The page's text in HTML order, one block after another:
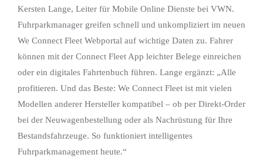
Kersten Lange, Leiter für Mobile Online Dienste bei VWN.
Fuhrparkmanager greifen schnell und unkompliziert im neuen
We Connect Fleet Webportal auf wichtige Daten zu. Fahrer
können mit der Connect Fleet App leichter Belege einreichen
oder ein digitales Fahrtenbuch führen. Lange ergänzt: „Alle
profitieren. Und das Beste: We Connect Fleet ist mit vielen
Modellen anderer Hersteller kompatibel – ob per Direkt-Order
bei der Neuwagenbestellung oder als Nachrüstung für Ihre
Bestandsfahrzeuge. So funktioniert intelligentes
Fuhrparkmanagement heute.“